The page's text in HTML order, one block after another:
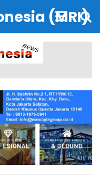
(MRI)